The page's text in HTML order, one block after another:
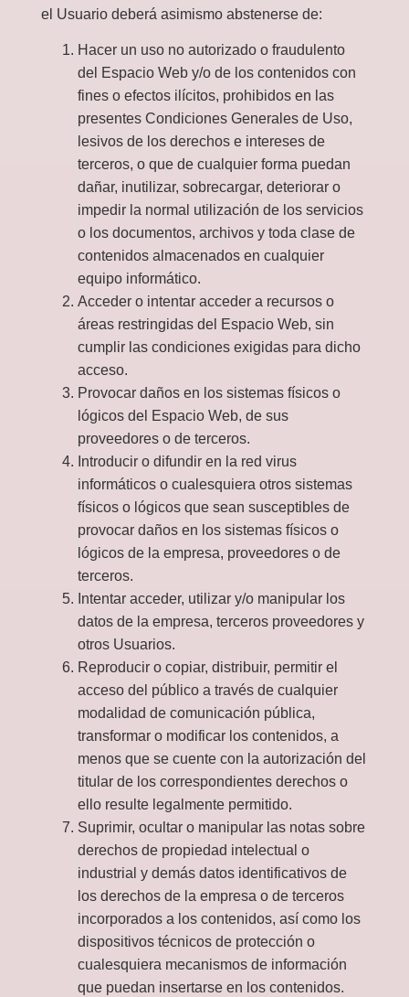
el Usuario deberá asimismo abstenerse de:
Hacer un uso no autorizado o fraudulento
del Espacio Web y/o de los contenidos con
fines o efectos ilícitos, prohibidos en las
presentes Condiciones Generales de Uso,
lesivos de los derechos e intereses de
terceros, o que de cualquier forma puedan
dañar, inutilizar, sobrecargar, deteriorar o
impedir la normal utilización de los servicios
o los documentos, archivos y toda clase de
contenidos almacenados en cualquier
equipo informático.
Acceder o intentar acceder a recursos o
áreas restringidas del Espacio Web, sin
cumplir las condiciones exigidas para dicho
acceso.
Provocar daños en los sistemas físicos o
lógicos del Espacio Web, de sus
proveedores o de terceros.
Introducir o difundir en la red virus
informáticos o cualesquiera otros sistemas
físicos o lógicos que sean susceptibles de
provocar daños en los sistemas físicos o
lógicos de la empresa, proveedores o de
terceros.
Intentar acceder, utilizar y/o manipular los
datos de la empresa, terceros proveedores y
otros Usuarios.
Reproducir o copiar, distribuir, permitir el
acceso del público a través de cualquier
modalidad de comunicación pública,
transformar o modificar los contenidos, a
menos que se cuente con la autorización del
titular de los correspondientes derechos o
ello resulte legalmente permitido.
Suprimir, ocultar o manipular las notas sobre
derechos de propiedad intelectual o
industrial y demás datos identificativos de
los derechos de la empresa o de terceros
incorporados a los contenidos, así como los
dispositivos técnicos de protección o
cualesquiera mecanismos de información
que puedan insertarse en los contenidos.